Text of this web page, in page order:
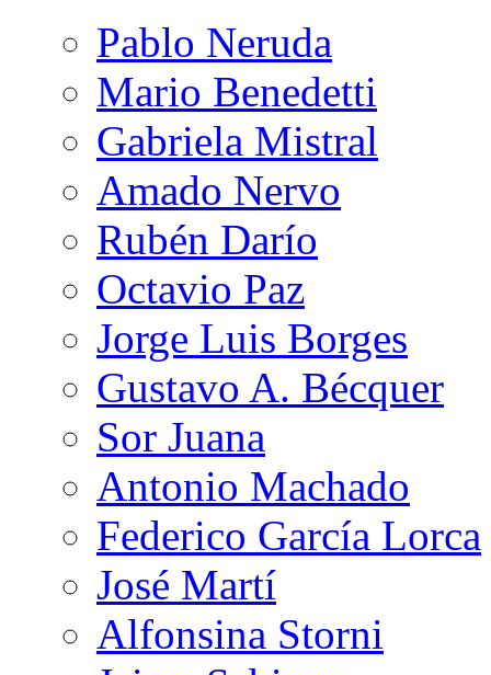
Pablo Neruda
Mario Benedetti
Gabriela Mistral
Amado Nervo
Rubén Darío
Octavio Paz
Jorge Luis Borges
Gustavo A. Bécquer
Sor Juana
Antonio Machado
Federico García Lorca
José Martí
Alfonsina Storni